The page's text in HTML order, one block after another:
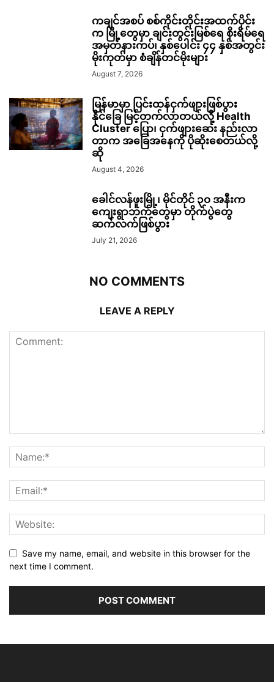
ကချင်အစပ် စစ်ကိုင်းတိုင်းအထက်ပိုင်း
က မြို့တွေမှာ ချင်းတွင်းမြစ်ရေ စိုးရိမ်ရေ
အမှတ်နားကပ်၊ နှစ်ပေါင်း ၄၄ နှစ်အတွင်း
မိုးကုတ်မှာ စံချိန်တင်မိုးများ
August 7, 2026
မြန်မာမှာ ပြင်းထန်ငှက်ဖျားဖြစ်ပွား
နိုင်ခြေ မြင့်တက်လာတယ်လို့ Health
Cluster ပြော၊ ငှက်ဖျားဆေး နည်းလာ
တာက အခြေအနေကို ပိုဆိုးစေတယ်လို့
ဆို
August 4, 2026
ခေါင်လန်ဖူးမြို့၊ မိုင်တိုင် ၃၀ အနီးက
ကျေးရွာဘက်တွေမှာ တိုက်ပွဲတွေ
ဆက်လက်ဖြစ်ပွား
July 21, 2026
NO COMMENTS
LEAVE A REPLY
Save my name, email, and website in this browser for the
next time I comment.